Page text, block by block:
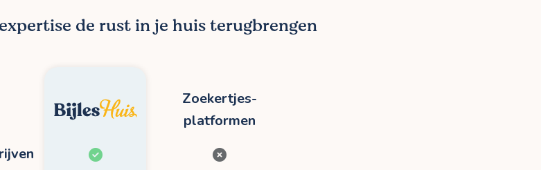
de rust in je huis terugbrengen
Zoekertjes-
platformen